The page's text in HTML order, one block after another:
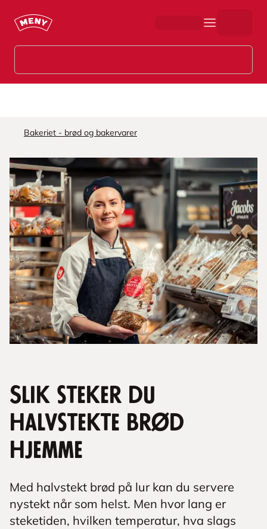
Bakeriet - brød og bakervarer
Slik steker du
halvstekte brød
hjemme
Med halvstekt brød på lur kan du servere
nystekt når som helst. Men hvor lang er
steketiden, hvilken temperatur, hva slags